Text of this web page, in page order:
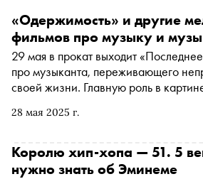
28 мая 2025 г.
«Одержимость» и другие
фильмов про музыку и
29 мая в прокат выходит
про музыканта, переживающего
своей жизни. Главную роль в
кинолентах, посвященных музыке и
Королю хип-хопа — 51. 5
нужно знать об Эминеме